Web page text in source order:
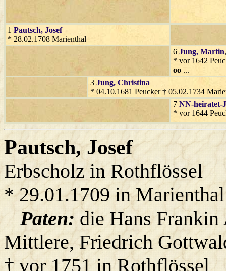
1 Pautsch, Josef
* 28.02.1708 Marienthal
6 Jung, Martin
* vor 1642
oo ...
3 Jung, Christina
* 04.10.1681 Peucker † 05.02.1734
7 NN-heiratet-
* vor 1644
Pautsch, Josef
Erbscholz in Rothflössel
* 29.01.1709 in Marienthal
Paten: die Hans Frankin
Mittlere, Friedrich
† vor 1751 in Rothflössel